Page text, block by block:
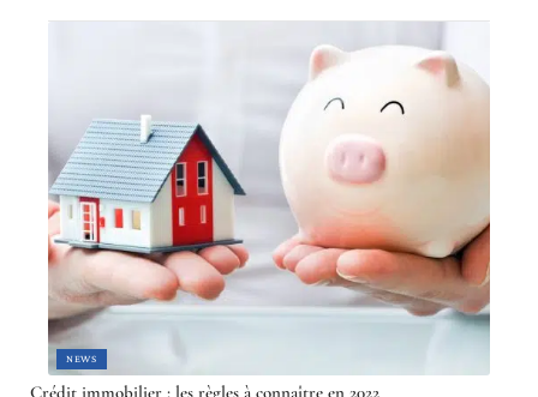
NEWS
Crédit immobilier : les règles à connaître en 2022